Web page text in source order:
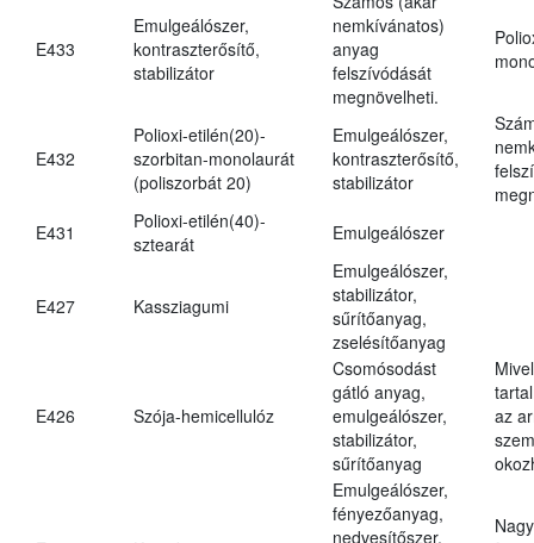
E433
Emulgeálószer,
kontraszterősítő,
stabilizátor
nemkívánatos)
anyag
felszívódását
megnövelheti.
E432
Polioxi-etilén(20)-
szorbitan-monolaurát
(poliszorbát 20)
Emulgeálószer,
kontraszterősítő,
stabilizátor
E431
Polioxi-etilén(40)-
sztearát
Emulgeálószer
E427 Kassziagumi
Emulgeálószer,
stabilizátor,
sűrítőanyag,
zselésítőanyag
E426 Szója-hemicellulóz
Csomósodást
gátló anyag,
emulgeálószer,
stabilizátor,
sűrítőanyag
az
Emulgeálószer,
fényezőanyag,
nedvesítőszer,